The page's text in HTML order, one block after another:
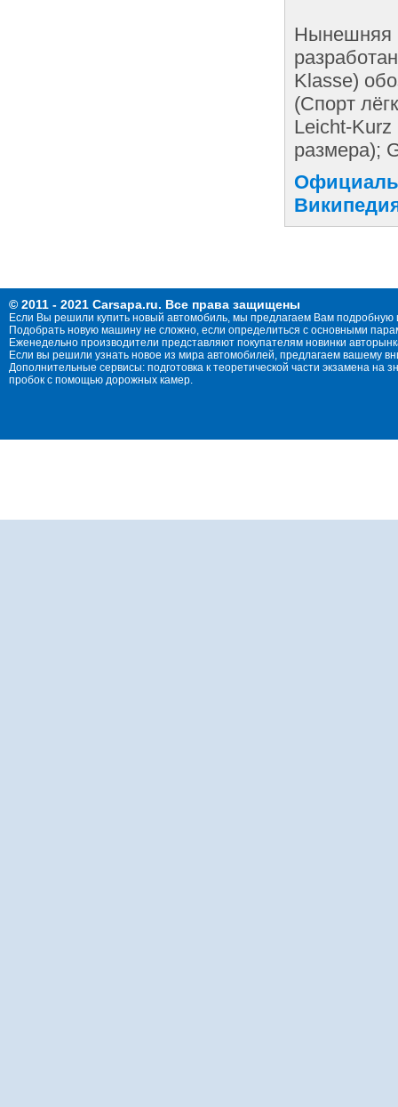
Нынешняя
Klasse)
(Спорт
Leicht-Kurz
размера);
© 2011 - 2021 Carsapa.ru. Все права защищены
Если Вы решили купить новый автомобиль, мы предлагаем Вам
Подобрать новую машину не сложно, если определиться с основными
Еженедельно производители представляют покупателям новинки
Если вы решили узнать новое из мира автомобилей, предлагаем вашему
Дополнительные сервисы: подготовка к теоретической части экзамена
пробок с помощью дорожных камер.